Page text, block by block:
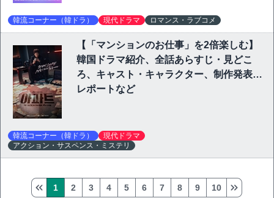
韓流コーナー（韓ドラ） 現代ドラマ ロマンス・ラブコメ
【「マンションのお仕事」を2倍楽しむ】
韓国ドラマ紹介、全話あらすじ・見どこ
ろ、キャスト・キャラクター、制作発表会
レポートなど
韓流コーナー（韓ドラ）
現代ドラマ
アクション・サスペンス・ミステリ
1 2 3 4 5 6 7 8 9 10